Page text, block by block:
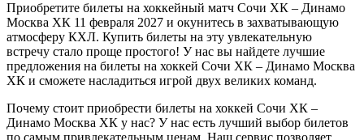
Приобретите билеты на хоккейный матч Сочи ХК – Динамо
Москва ХК 11 февраля 2027 и окунитесь в захватывающую
атмосферу КХЛ. Купить билеты на эту увлекательную
встречу стало проще простого! У нас вы найдете лучшие
предложения на билеты на хоккей Сочи ХК – Динамо Москва
ХК и сможете насладиться игрой двух великих команд.
Почему стоит приобрести билеты на хоккей Сочи ХК –
Динамо Москва ХК у нас? У нас есть лучший выбор билетов
по самым привлекательным ценам. Наш сервис позволяет